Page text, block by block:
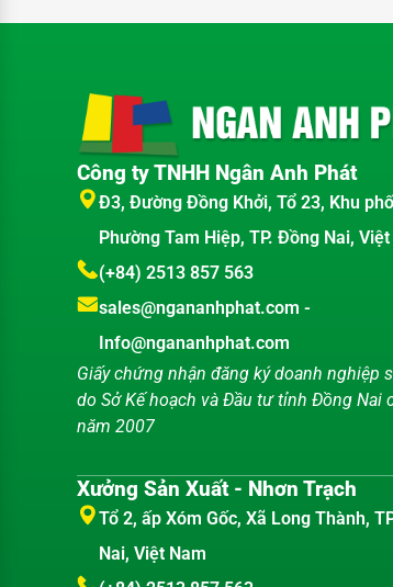
Công ty TNHH Ngân Anh Phát
Đ3, Đường Đồng Khởi, Tổ 23, Khu
Phường Tam Hiệp, TP. Đồng Nai,
(+84) 2513 857 563
sales@ngananhphat.com -
Info@ngananhphat.com
Giấy chứng nhận đăng ký doanh nghiệp
do Sở Kế hoạch và Đầu tư tỉnh Đồng Nai
năm 2007
Xưởng Sản Xuất - Nhơn Trạch
Tổ 2, ấp Xóm Gốc, Xã Long Thành,
Nai, Việt Nam